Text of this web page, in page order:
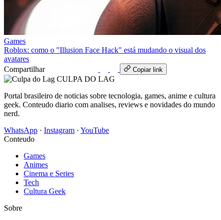
Games
Roblox: como o "Illusion Face Hack" está mudando o visual dos
avatares
Compartilhar
Copiar link
CULPADO LAG
Portal brasileiro de noticias sobre tecnologia, games, anime e cultura
geek. Conteudo diario com analises, reviews e novidades do mundo
nerd.
WhatsApp · Instagram · YouTube
Conteudo
Games
Animes
Cinema e Series
Tech
Cultura Geek
Sobre